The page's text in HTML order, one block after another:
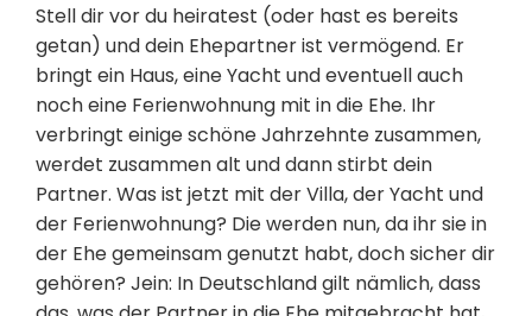
Stell dir vor du heiratest (oder hast es bereits
getan) und dein Ehepartner ist vermögend. Er
bringt ein Haus, eine Yacht und eventuell auch
noch eine Ferienwohnung mit in die Ehe. Ihr
verbringt einige schöne Jahrzehnte zusammen,
werdet zusammen alt und dann stirbt dein
Partner. Was ist jetzt mit der Villa, der Yacht und
der Ferienwohnung? Die werden nun, da ihr sie in
der Ehe gemeinsam genutzt habt, doch sicher dir
gehören? Jein: In Deutschland gilt nämlich, dass